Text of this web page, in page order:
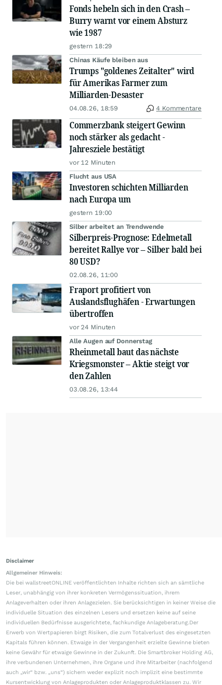
Fonds hebeln sich in den Crash –
Burry warnt vor einem Absturz
wie 1987
gestern 18:29
Chinas Käufe bleiben aus
Trumps "goldenes Zeitalter" wird
für Amerikas Farmer zum
Milliarden-Desaster
04.08.26, 18:59 4 Kommentare
Commerzbank steigert Gewinn
noch stärker als gedacht -
Jahresziele bestätigt
vor 12 Minuten
Flucht aus USA
Investoren schichten Milliarden
nach Europa um
gestern 19:00
Silber arbeitet an Trendwende
Silberpreis-Prognose: Edelmetall
bereitet Rallye vor – Silber bald bei
80 USD?
02.08.26, 11:00
Fraport profitiert von
Auslandsflughäfen - Erwartungen
übertroffen
vor 24 Minuten
Alle Augen auf Donnerstag
Rheinmetall baut das nächste
Kriegsmonster – Aktie steigt vor
den Zahlen
03.08.26, 13:44
Disclaimer
Allgemeiner Hinweis:
Die bei wallstreetONLINE veröffentlichten Inhalte richten sich an sämtliche
Leser, unabhängig von ihrer konkreten Vermögenssituation, ihrem
Anlageverhalten oder ihren Anlagezielen. Sie berücksichtigen in keiner Weise die
individuelle Situation des einzelnen Lesers und ersetzen keine auf seine
individuellen Bedürfnisse ausgerichtete, fachkundige Anlageberatung.Der
Erwerb von Wertpapieren birgt Risiken, die zum Totalverlust des eingesetzten
Kapitals führen können. Etwaige in der Vergangenheit erzielte Gewinne bieten
keine Gewähr für etwaige Gewinne in der Zukunft. Die Smartbroker Holding AG,
ihre verbundenen Unternehmen, ihre Organe und ihre Mitarbeiter (nachfolgend
auch „wir“ bzw. „uns“) sichern weder explizit noch implizit eine bestimmte
Kursentwicklung von Anlageprodukten oder Anlageproduktklassen zu. Wir